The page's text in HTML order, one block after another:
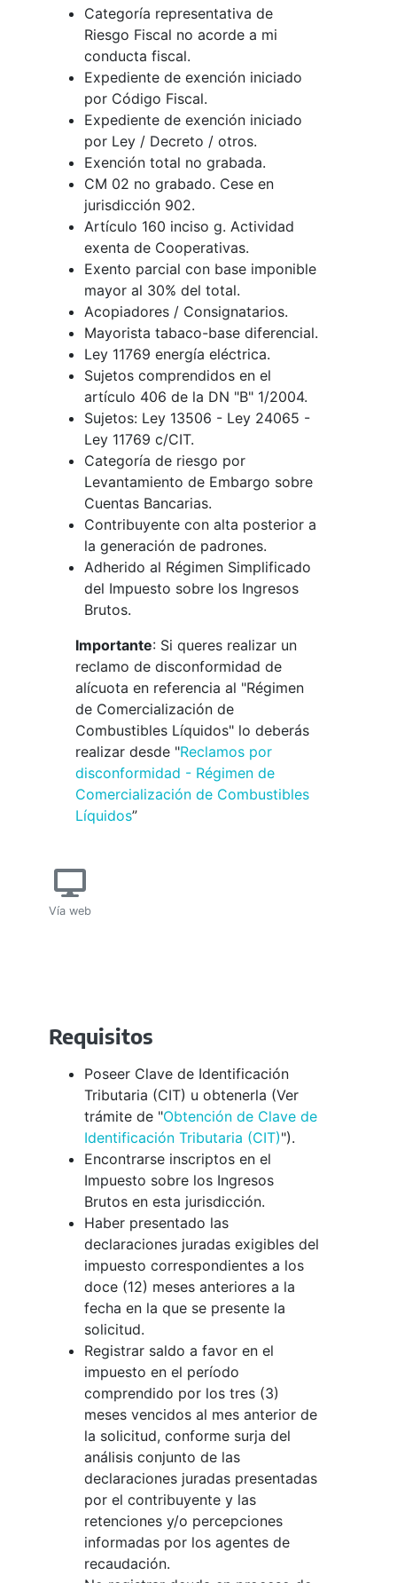
Categoría representativa de
Riesgo Fiscal no acorde a mi
conducta fiscal.
Expediente de exención iniciado
por Código Fiscal.
Expediente de exención iniciado
por Ley / Decreto / otros.
Exención total no grabada.
CM 02 no grabado. Cese en
jurisdicción 902.
Artículo 160 inciso g. Actividad
exenta de Cooperativas.
Exento parcial con base imponible
mayor al 30% del total.
Acopiadores / Consignatarios.
Mayorista tabaco-base diferencial.
Ley 11769 energía eléctrica.
Sujetos comprendidos en el
artículo 406 de la DN "B" 1/2004.
Sujetos: Ley 13506 - Ley 24065 -
Ley 11769 c/CIT.
Categoría de riesgo por
Levantamiento de Embargo sobre
Cuentas Bancarias.
Contribuyente con alta posterior a
la generación de padrones.
Adherido al Régimen Simplificado
del Impuesto sobre los Ingresos
Brutos.
Importante: Si queres realizar un
reclamo de disconformidad de
alícuota en referencia al "Régimen
de Comercialización de
Combustibles Líquidos" lo deberás
realizar desde "Reclamos por
disconformidad - Régimen de
Comercialización de Combustibles
Líquidos”
Vía web
Requisitos
Poseer Clave de Identificación
Tributaria (CIT) u obtenerla (Ver
trámite de "Obtención de Clave de
Identificación Tributaria (CIT)").
Encontrarse inscriptos en el
Impuesto sobre los Ingresos
Brutos en esta jurisdicción.
Haber presentado las
declaraciones juradas exigibles del
impuesto correspondientes a los
doce (12) meses anteriores a la
fecha en la que se presente la
solicitud.
Registrar saldo a favor en el
impuesto en el período
comprendido por los tres (3)
meses vencidos al mes anterior de
la solicitud, conforme surja del
análisis conjunto de las
declaraciones juradas presentadas
por el contribuyente y las
retenciones y/o percepciones
informadas por los agentes de
recaudación.